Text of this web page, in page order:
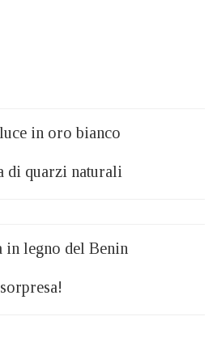
in oro bianco
di quarzi naturali
in legno del Benin